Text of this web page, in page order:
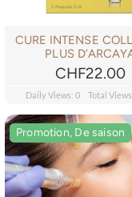
CURE INTENSE
PLUS
CHF22.00
Daily Views: 0 Total
Promotion, De saison
Promotion, De saison